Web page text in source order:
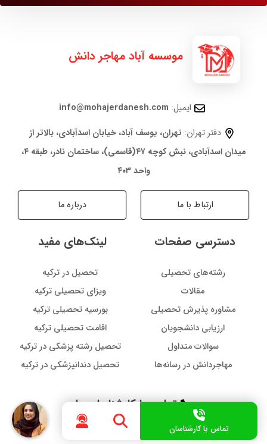
تماس با کارشناسان
موسسه آباد مهاجر دانش
ایمیل: info@mohajerdanesh.com
دفتر تهران: تهران، یوسف آباد، خیابان اسدآبادی، بالاتر از
میدان اسدآبادی، نبش کوچه ۴۷(قاسمی)، ساختمان نادر، طبقه ۴،
واحد ۴۰۳
ارتباط با ما درباره ما
دسترسی صفحات
رشته‌های تحصیلی
مقالات
مشاوره پذیرش تحصیلی
ارزیابی دانشجویان
سوالات متداول
مهاجردانش در رسانه‌ها
لینک‌های مفید
تحصیل در ترکیه
ویزای تحصیلی ترکیه
بورسیه تحصیلی ترکیه
اقامت تحصیلی ترکیه
تحصیل رشته پزشکی در ترکیه
تحصیل دندانپزشکی در ترکیه
تماس با کارشناسان ما
در هر لحظه از مسیر، همراه شما هستیم